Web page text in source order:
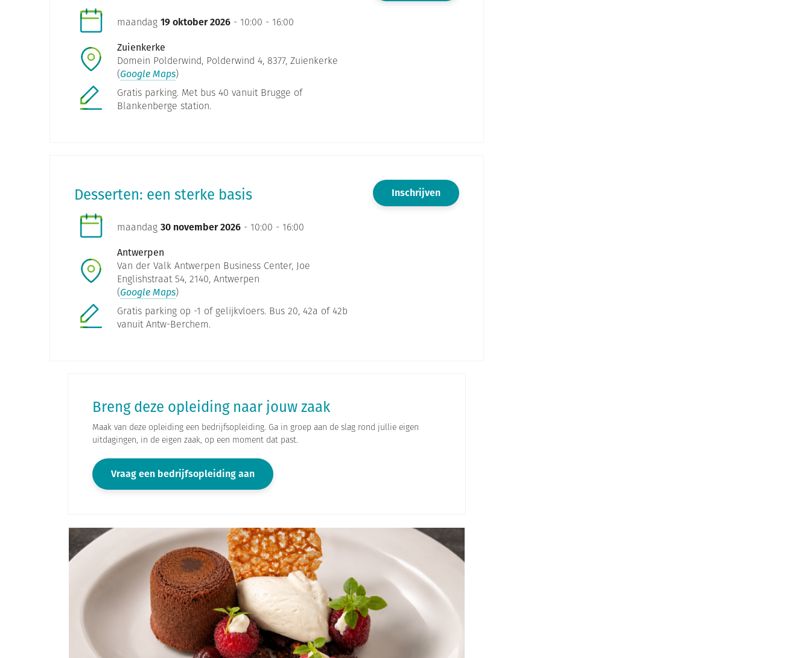
maandag 19 oktober 2026 - 10:00 - 16:00
Zuienkerke
Domein Polderwind, Polderwind 4, 8377, Zuienkerke
(Google Maps)
Gratis parking. Met bus 40 vanuit Brugge of
Blankenberge station.
Desserten: een sterke basis
maandag 30 november 2026 - 10:00 - 16:00
Antwerpen
Van der Valk Antwerpen Business Center, Joe
Englishstraat 54, 2140, Antwerpen
(Google Maps)
Gratis parking op -1 of gelijkvloers. Bus 20, 42a of 42b
vanuit Antw-Berchem.
Inschrijven
Breng deze opleiding naar jouw zaak
Maak van deze opleiding een bedrijfsopleiding. Ga in groep aan de slag rond jullie eigen
uitdagingen, in de eigen zaak, op een moment dat past.
Vraag een bedrijfsopleiding aan
O
p